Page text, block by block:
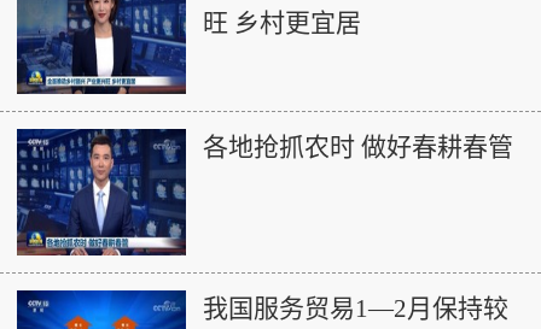
旺 乡村更宜居
各地抢抓农时 做好春耕春管
我国服务贸易1—2月保持较